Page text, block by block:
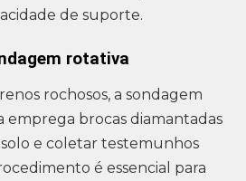
de suporte.
rotativa
rochosos, a sondagem
emprega brocas diamantadas
e coletar testemunhos
é essencial para